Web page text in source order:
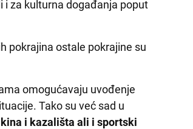
i za kulturna događanja poput
pokrajina ostale pokrajine su
omogućavaju uvođenje
Tako su već sad u
i kazališta ali i sportski